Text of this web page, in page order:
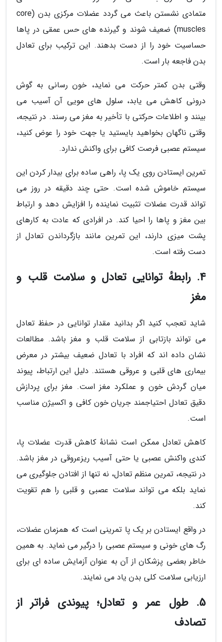
متمادی نشستن باعث می گردد عضلات مرکزی بدن (core
muscles) ضعیف شوند و گیرنده های حس عمقی در پاها
حساسیت خود را از دست بدهند. این ترکیب برای تعادل
بدن فاجعه بار است.
وقتی بدن کمتر حرکت می نماید، خون رسانی به گوش
درونی کاهش می یابد، سلول های مویی آن آسیب می
بینند و اطلاعات حرکتی با تأخیر به مغز می رسند. در نتیجه،
وقتی ناگهان بخواهید بایستید یا جهت خود را عوض کنید،
سیستم عصبی فرصت کافی برای واکنش ندارد.
تمرین ایستادن روی یک پا، راهی ساده برای بیدار کردن این
سیستم خاموش شده است. حتی چند دقیقه در روز می
تواند قدرت عضلات تثبیت نماینده را افزایش دهد و ارتباط
بین مغز و پاها را احیا کند. در افرادی که عادت به کارهای
پشت میزی دارند، این تمرین مانند بازگرداندن تعادل از
دست رفته است.
4. رابطهٔ توانایی تعادل و سلامت قلب و
مغز
شاید تعجب کنید اگر بدانید مقدار توانایی در حفظ تعادل
می تواند بازتابی از سلامت قلب و مغز باشد. مطالعات
نشان داده اند که افراد با تعادل ضعیف بیشتر در معرض
بیماری های قلبی و عروقی هستند. دلیل این ارتباط، پیوند
میان گردش خون و عملکرد مغز است. مغز برای پردازش
دقیق تعادل احتیاجمند جریان خون کافی و اکسیژن مناسب
است.
کاهش تعادل ممکن است نشانهٔ کاهش قدرت عضلات پا،
کندی واکنش عصبی یا حتی آسیب ریزعروقی در مغز باشد.
در نتیجه، تمرین منظم تعادل، نه تنها از افتادن جلوگیری می
نماید بلکه می تواند سلامت عصبی و قلبی را هم تقویت
کند.
در واقع ایستادن بر یک پا تمرینی است که همزمان عضلات،
رگ های خونی و سیستم عصبی را درگیر می نماید. به همین
خاطر بعضی پزشکان از آن به عنوان آزمایش ساده ای برای
ارزیابی سلامت کلی بدن یاد می نمایند.
5. طول عمر و تعادل؛ پیوندی فراتر از
تصادف